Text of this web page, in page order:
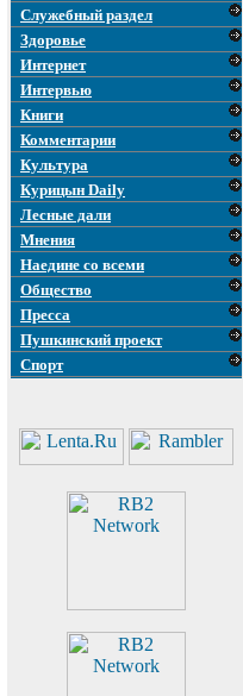
Служебный раздел
Здоровье
Интернет
Интервью
Книги
Комментарии
Культура
Курицын Daily
Лесные дали
Мнения
Наедине со всеми
Общество
Пресса
Пушкинский проект
Спорт